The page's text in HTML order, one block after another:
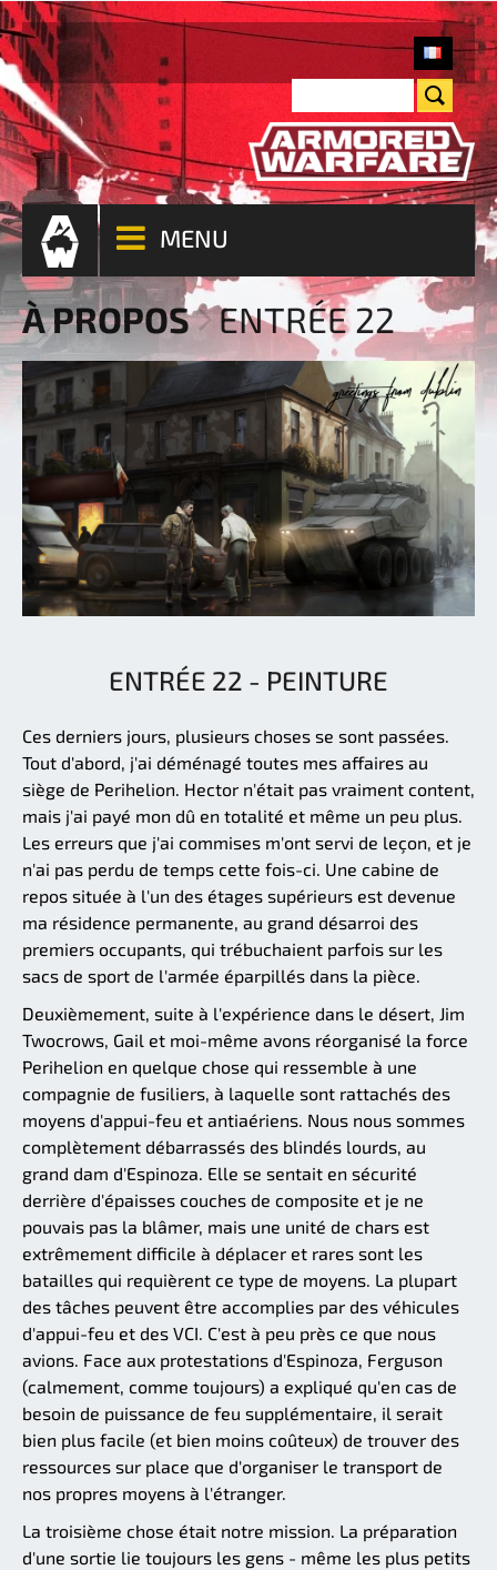
MENU
À PROPOS ENTRÉE 22
ENTRÉE 22 - PEINTURE
Ces derniers jours, plusieurs choses se sont passées.
Tout d'abord, j'ai déménagé toutes mes affaires au
siège de Perihelion. Hector n'était pas vraiment content,
mais j'ai payé mon dû en totalité et même un peu plus.
Les erreurs que j'ai commises m'ont servi de leçon, et je
n'ai pas perdu de temps cette fois-ci. Une cabine de
repos située à l'un des étages supérieurs est devenue
ma résidence permanente, au grand désarroi des
premiers occupants, qui trébuchaient parfois sur les
sacs de sport de l'armée éparpillés dans la pièce.
Deuxièmement, suite à l'expérience dans le désert, Jim
Twocrows, Gail et moi-même avons réorganisé la force
Perihelion en quelque chose qui ressemble à une
compagnie de fusiliers, à laquelle sont rattachés des
moyens d'appui-feu et antiaériens. Nous nous sommes
complètement débarrassés des blindés lourds, au
grand dam d'Espinoza. Elle se sentait en sécurité
derrière d'épaisses couches de composite et je ne
pouvais pas la blâmer, mais une unité de chars est
extrêmement difficile à déplacer et rares sont les
batailles qui requièrent ce type de moyens. La plupart
des tâches peuvent être accomplies par des véhicules
d'appui-feu et des VCI. C'est à peu près ce que nous
avions. Face aux protestations d'Espinoza, Ferguson
(calmement, comme toujours) a expliqué qu'en cas de
besoin de puissance de feu supplémentaire, il serait
bien plus facile (et bien moins coûteux) de trouver des
ressources sur place que d'organiser le transport de
nos propres moyens à l'étranger.
La troisième chose était notre mission. La préparation
d'une sortie lie toujours les gens - même les plus petits